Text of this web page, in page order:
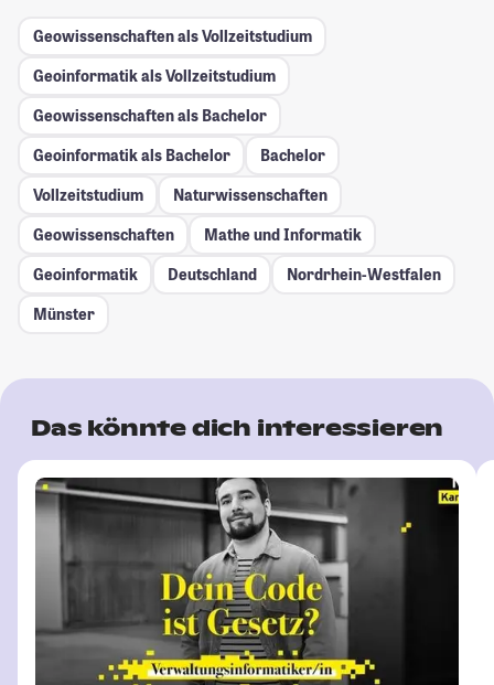
Geowissenschaften als Vollzeitstudium
Geoinformatik als Vollzeitstudium
Geowissenschaften als Bachelor
Geoinformatik als Bachelor
Bachelor
Vollzeitstudium
Naturwissenschaften
Geowissenschaften
Mathe und Informatik
Geoinformatik
Deutschland
Nordrhein-Westfalen
Münster
Das könnte dich interessieren